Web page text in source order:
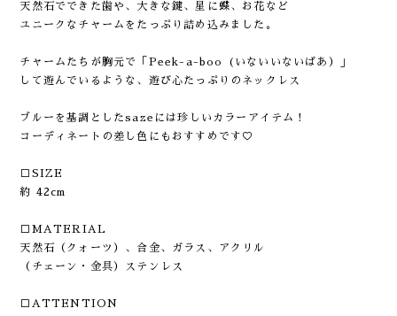
天然石でできた歯や、大きな鍵、星に蝶、お花など
ユニークなチャームをたっぷり詰め込みました。
チャームたちが胸元で「Peek-a-boo (いないいないばあ）」
して遊んでいるような、遊び心たっぷりのネックレス
ブルーを基調としたsazeには珍しいカラーアイテム！
コーディネートの差し色にもおすすめです♡
□SIZE
約 42cm
□MATERIAL
天然石（クォーツ）、合金、ガラス、アクリル
（チェーン・金具）ステンレス
□ATTENTION